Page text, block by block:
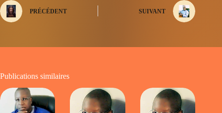
PRÉCÉDENT SUIVANT
Publications similaires